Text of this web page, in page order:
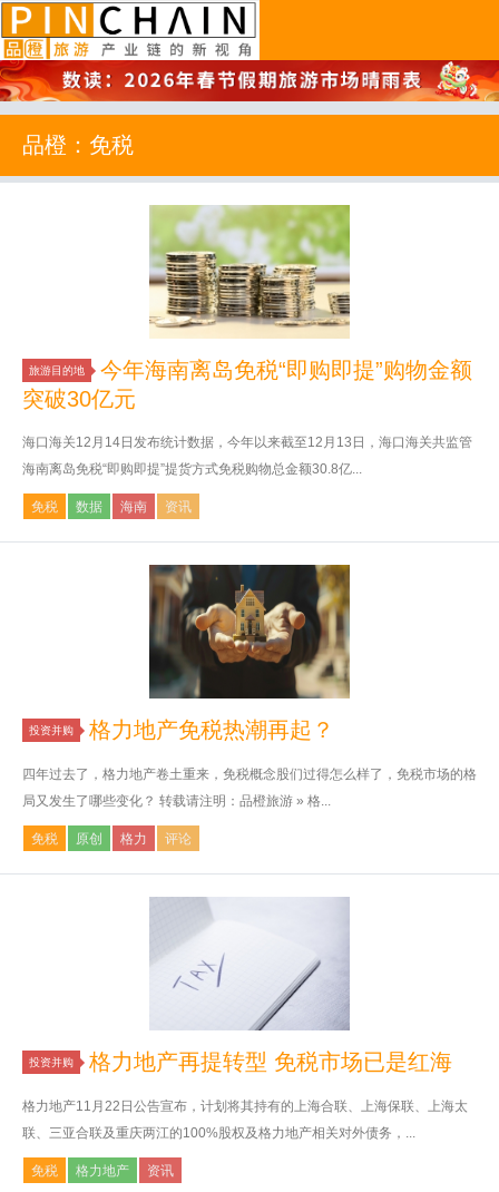
品橙旅游
品橙：免税
旅游目的地
今年海南离岛免税“即购即提”购物金额
突破30亿元
海口海关12月14日发布统计数据，今年以来截至12月13日，海口海关共监管
海南离岛免税“即购即提”提货方式免税购物总金额30.8亿...
免税 数据 海南 资讯
投资并购 格力地产免税热潮再起？
四年过去了，格力地产卷土重来，免税概念股们过得怎么样了，免税市场的格
局又发生了哪些变化？ 转载请注明：品橙旅游 » 格...
免税 原创 格力 评论
投资并购 格力地产再提转型 免税市场已是红海
格力地产11月22日公告宣布，计划将其持有的上海合联、上海保联、上海太
联、三亚合联及重庆两江的100%股权及格力地产相关对外债务，...
免税 格力地产 资讯